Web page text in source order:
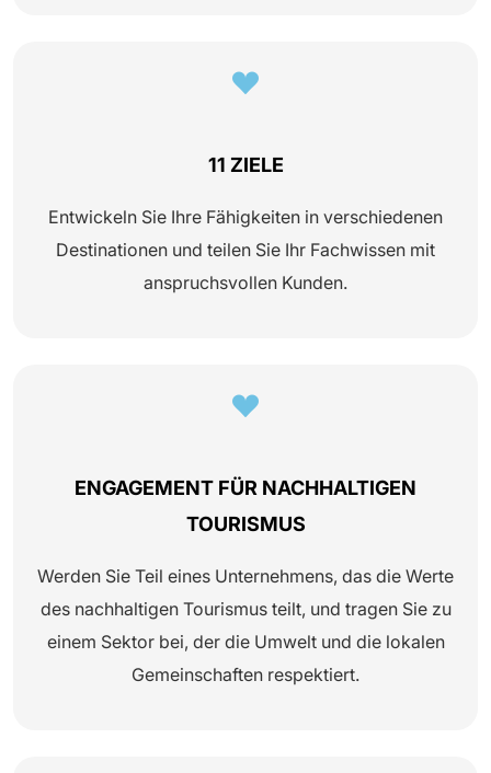
11 ZIELE
Entwickeln Sie Ihre Fähigkeiten in verschiedenen
Destinationen und teilen Sie Ihr Fachwissen mit
anspruchsvollen Kunden.
ENGAGEMENT FÜR NACHHALTIGEN
TOURISMUS
Werden Sie Teil eines Unternehmens, das die Werte
des nachhaltigen Tourismus teilt, und tragen Sie zu
einem Sektor bei, der die Umwelt und die lokalen
Gemeinschaften respektiert.